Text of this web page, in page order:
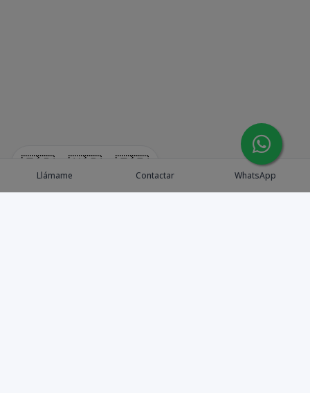
🇪🇸 🇺🇸 🇫🇷
Llámame Contactar WhatsApp